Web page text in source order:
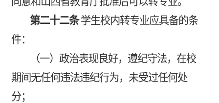
第二十二条 学生校内转专业应具备的条
件：
（一）政治表现良好，遵纪守法，在校
期间无任何违法违纪行为，未受过任何处
分；